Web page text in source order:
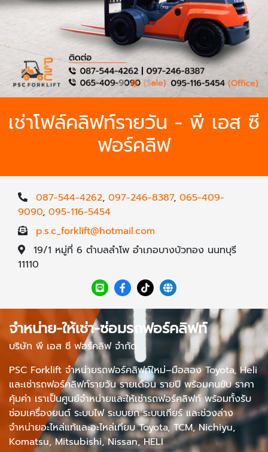
เช่าโฟล์คลิฟท์รายวัน - พี เอส ซี
ฟอร์คลิฟ
087-544-4262, 097-246-8387, 065-409-
9090, 095-116-5454
p.s.c_forklift@hotmail.com
19/1 หมู่ที่ 6 ตำบลลำโพ อำเภอบางบัวทอง นนทบุรี
11110
จำหน่าย-ให้เช่า-ซ่อมรถฟอร์คลิฟท์
บริษัท พี เอส ซี ฟอร์คลิฟ จำกัด
PSC Forklift จำหน่ายรถฟอร์คลิฟท์ใหม่–มือสอง Toyota, Heli
และเช่ารถฟอร์คลิฟท์รายวัน รายเดือน รายปี พร้อมคนขับ ราคา
คุ้มค่า เราเป็นศูนย์จำหน่ายและให้เช่ารถฟอร์คลิฟท์ พร้อมทั้งรับ
ซ่อมเครื่องยนต์ ระบบไฟ ระบบยก ระบบเกียร์ และช่วงล่าง
จำหน่ายอะไหล่แท้และอะไหล่เทียบ Toyota, TCM, Nichiyu,
Komatsu, Mitsubishi, Nissan, HELI